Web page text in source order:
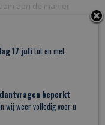
aan de manier
de schuifdeur geplaatst,
te boren en de
het zijn!
sterk en kent de kom
rvs ervoor dat de
17 juli tot en met
beperkt
wij weer volledig voor u